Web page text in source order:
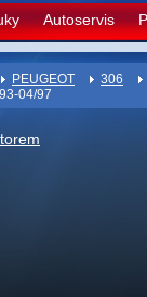
Autoservis
PEUGEOT
306
04/97